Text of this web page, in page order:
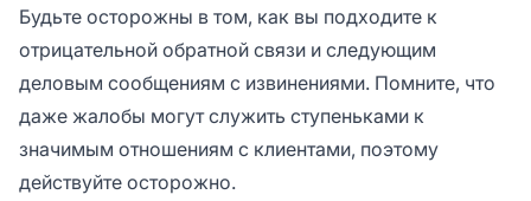
Будьте осторожны в том, как вы подходите к
отрицательной обратной связи и следующим
деловым сообщениям с извинениями. Помните, что
даже жалобы могут служить ступеньками к
значимым отношениям с клиентами, поэтому
действуйте осторожно.